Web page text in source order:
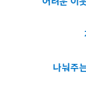
나눠주